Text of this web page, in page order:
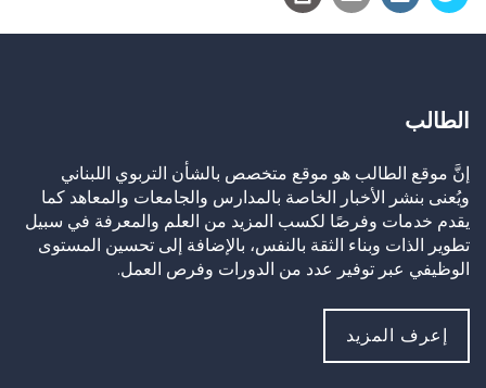
الطالب
إنَّ موقع الطالب هو موقع متخصص بالشأن التربوي اللبناني
ويُعنى بنشر الأخبار الخاصة بالمدارس والجامعات والمعاهد كما
يقدم خدمات وفرصًا لكسب المزيد من العلم والمعرفة في سبيل
تطوير الذات وبناء الثقة بالنفس، بالإضافة إلى تحسين المستوى
الوظيفي عبر توفير عدد من الدورات وفرص العمل.
إعرف المزيد